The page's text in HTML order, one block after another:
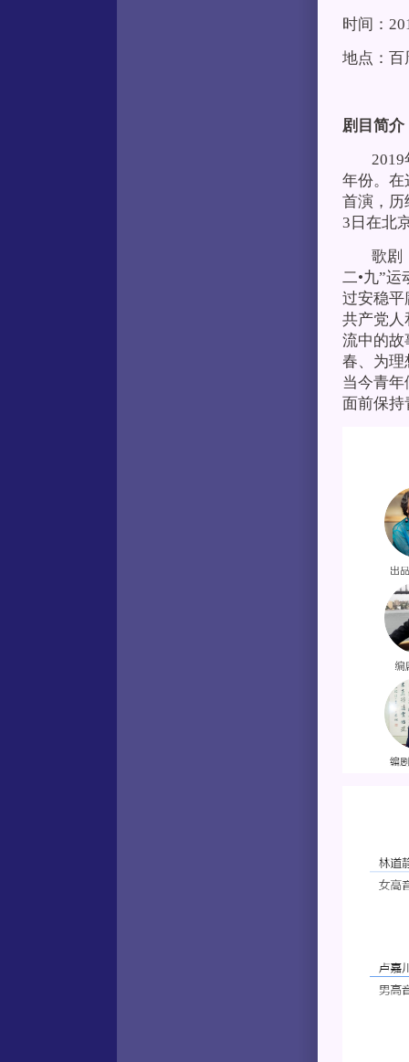
时间：
地点：百
剧目简介
2019年
年份。在
首演，历
3日在北
歌剧《
二•九”
过安稳平
共产党人
流中的故
春、为理
当今青
面前保持